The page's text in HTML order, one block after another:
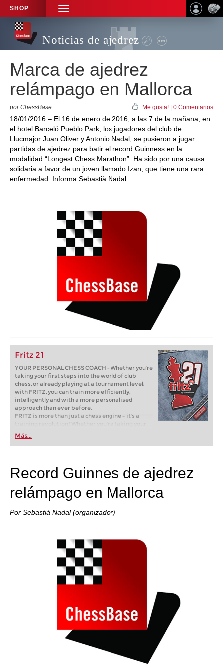
SHOP
TOGGLE
NAVIGATION
Noticias de ajedrez
Marca de ajedrez
relámpago en Mallorca
por ChessBase Me gusta! 0 Comentarios
18/01/2016 – El 16 de enero de 2016, a las 7 de la mañana, en
el hotel Barceló Pueblo Park, los jugadores del club de
Llucmajor Juan Oliver y Antonio Nadal, se pusieron a jugar
partidas de ajedrez para batir el record Guinness en la
modalidad “Longest Chess Marathon”. Ha sido por una causa
solidaria a favor de un joven llamado Izan, que tiene una rara
enfermedad. Informa Sebastià Nadal...
Fritz 21
YOUR PERSONAL CHESS COACH - Whether you’re
taking your first steps into the world of club
chess, or already playing at a tournament level:
with FRITZ, you can train more efficiently,
intelligently and with a more personalised
approach than ever before.
FRITZ is more than just a chess engine – it’s a
training revolution! Whether you’re taking your
first steps into the world of club chess, or already
playing at a tournament level: with FRITZ, you can
train more efficiently, intelligently and with a
Más...
Record Guinnes de ajedrez
relámpago en Mallorca
Por Sebastià Nadal (organizador)